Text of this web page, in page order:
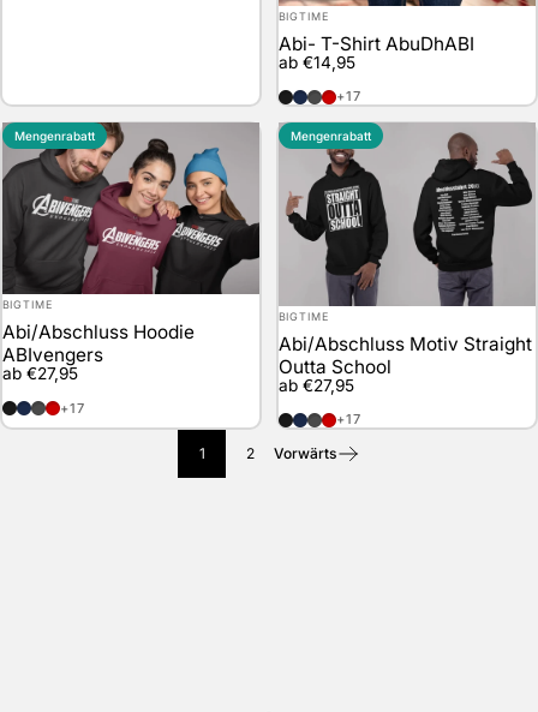
Anbieter:
BIGTIME
Abi- T-Shirt AbuDhABI
ab €14,95
schwarz
marineblau
anthrazit
rot+17
Mengenrabatt
Anbieter:
BIGTIME
Abi/Abschluss Hoodie
ABIvengers
ab €27,95
schwarz
marineblau
anthrazit
rot+17
Mengenrabatt
Anbieter:
BIGTIME
Abi/Abschluss Motiv Straight
Outta School
ab €27,95
schwarz
marineblau
anthrazit
rot+17
1 2 Vorwärts